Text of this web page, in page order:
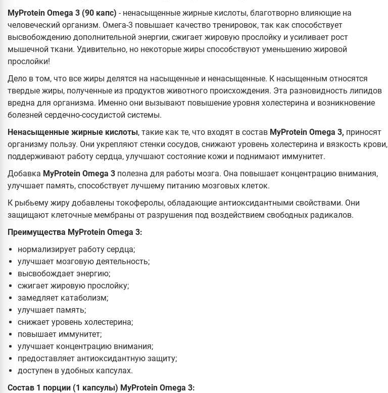
MyProtein Omega 3 (90 капс) - ненасыщенные жирные кислоты, благотворно влияющие на
человеческий организм. Омега-3 повышает качество тренировок, так как способствует
высвобождению дополнительной энергии, сжигает жировую прослойку и усиливает рост
мышечной ткани. Удивительно, но некоторые жиры способствуют уменьшению жировой
прослойки!
Дело в том, что все жиры делятся на насыщенные и ненасыщенные. К насыщенным относятся
твердые жиры, полученные из продуктов животного происхождения. Эта разновидность липидов
вредна для организма. Именно они вызывают повышение уровня холестерина и возникновение
болезней сердечно-сосудистой системы.
Ненасыщенные жирные кислоты, такие как те, что входят в состав MyProtein Omega 3, приносят
организму пользу. Они укрепляют стенки сосудов, снижают уровень холестерина и вязкость крови,
поддерживают работу сердца, улучшают состояние кожи и поднимают иммунитет.
Добавка MyProtein Omega 3 полезна для работы мозга. Она повышает концентрацию внимания,
улучшает память, способствует лучшему питанию мозговых клеток.
К рыбьему жиру добавлены токоферолы, обладающие антиоксидантными свойствами. Они
защищают клеточные мембраны от разрушения под воздействием свободных радикалов.
Преимущества MyProtein Omega 3:
нормализирует работу сердца;
улучшает мозговую деятельность;
высвобождает энергию;
сжигает жировую прослойку;
замедляет катаболизм;
улучшает память;
снижает уровень холестерина;
повышает иммунитет;
улучшает концентрацию внимания;
предоставляет антиоксидантную защиту;
доступен в удобных капсулах.
Состав 1 порции (1 капсулы) MyProtein Omega 3: